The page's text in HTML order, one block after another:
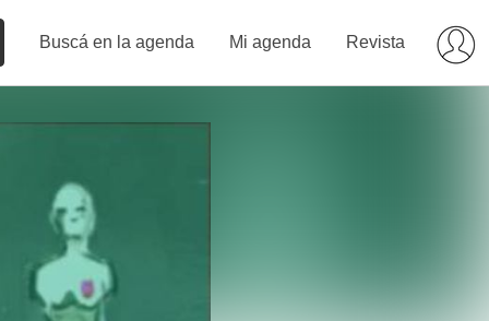
Buscá en la agenda Mi agenda Revista